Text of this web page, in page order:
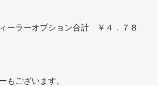
ーラーオプション合計 ￥４．７８
もございます。